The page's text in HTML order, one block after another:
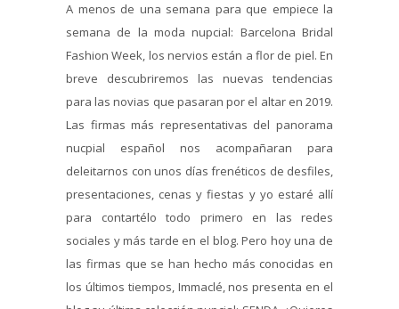
A menos de una semana para que empiece la
semana de la moda nupcial: Barcelona Bridal
Fashion Week, los nervios están a flor de piel. En
breve descubriremos las nuevas tendencias
para las novias que pasaran por el altar en 2019.
Las firmas más representativas del panorama
nucpial español nos acompañaran para
deleitarnos con unos días frenéticos de desfiles,
presentaciones, cenas y fiestas y yo estaré allí
para contartélo todo primero en las redes
sociales y más tarde en el blog. Pero hoy una de
las firmas que se han hecho más conocidas en
los últimos tiempos, Immaclé, nos presenta en el